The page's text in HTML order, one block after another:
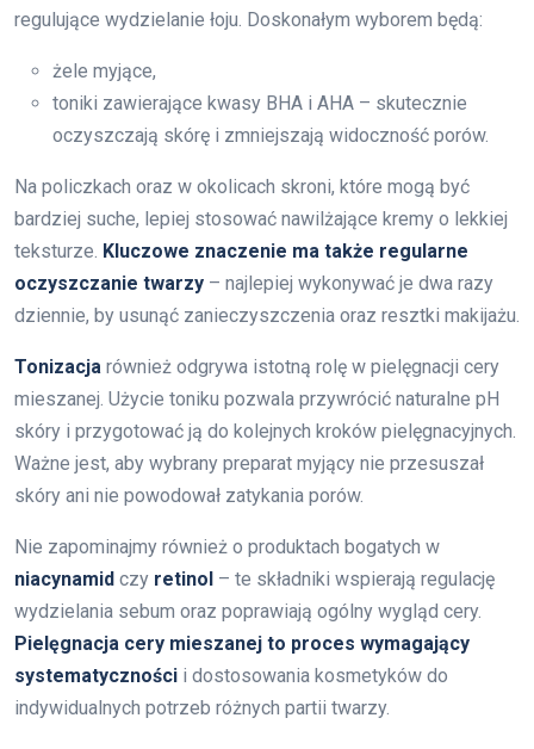
regulujące wydzielanie łoju. Doskonałym wyborem będą:
żele myjące,
toniki zawierające kwasy BHA i AHA – skutecznie
oczyszczają skórę i zmniejszają widoczność porów.
Na policzkach oraz w okolicach skroni, które mogą być
bardziej suche, lepiej stosować nawilżające kremy o lekkiej
teksturze. Kluczowe znaczenie ma także regularne
oczyszczanie twarzy – najlepiej wykonywać je dwa razy
dziennie, by usunąć zanieczyszczenia oraz resztki makijażu.
Tonizacja również odgrywa istotną rolę w pielęgnacji cery
mieszanej. Użycie toniku pozwala przywrócić naturalne pH
skóry i przygotować ją do kolejnych kroków pielęgnacyjnych.
Ważne jest, aby wybrany preparat myjący nie przesuszał
skóry ani nie powodował zatykania porów.
Nie zapominajmy również o produktach bogatych w
niacynamid czy retinol – te składniki wspierają regulację
wydzielania sebum oraz poprawiają ogólny wygląd cery.
Pielęgnacja cery mieszanej to proces wymagający
systematyczności i dostosowania kosmetyków do
indywidualnych potrzeb różnych partii twarzy.